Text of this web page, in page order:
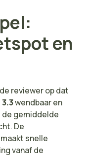
en
reviewer op dat
wendbaar en
de gemiddelde
De
snelle
vanaf de